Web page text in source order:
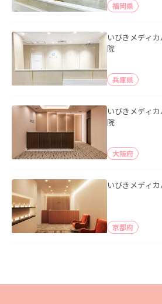
福岡県
いびきメディ
院
兵庫県
いびきメディ
院
大阪府
いびきメディ
京都府